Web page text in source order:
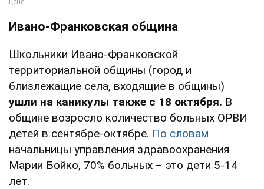
Ивано-Франковская община
Школьники Ивано-Франковской
территориальной общины (город и
близлежащие села, входящие в общины)
ушли на каникулы также с 18 октября. В
общине возросло количество больных ОРВИ
детей в сентябре-октябре. По словам
начальницы управления здравоохранения
Марии Бойко, 70% больных – это дети 5-14
лет.